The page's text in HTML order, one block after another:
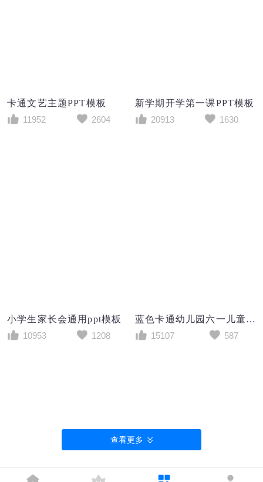
卡通文艺主题PPT模板
11952
2604
新学期开学第一课PPT模板
20913
1630
小学生家长会通用ppt模板
10953
1208
蓝色卡通幼儿园六一儿童节活动PPT模板
15107
587
查看更多